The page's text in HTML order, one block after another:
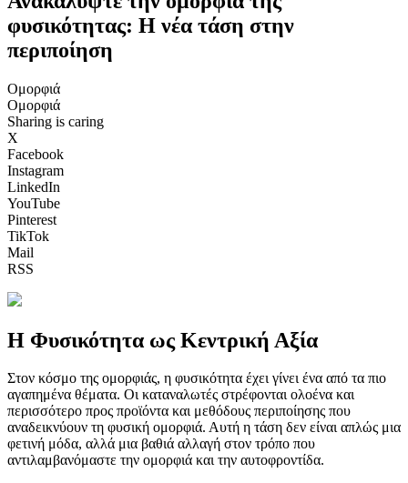
φυσικότητας: Η νέα τάση στην
περιποίηση
Ομορφιά
Ομορφιά
Sharing is caring
X
Facebook
Instagram
LinkedIn
YouTube
Pinterest
TikTok
Mail
RSS
Η Φυσικότητα ως Κεντρική Αξία
Στον κόσμο της ομορφιάς, η φυσικότητα έχει γίνει ένα από τα πιο
αγαπημένα θέματα. Οι καταναλωτές στρέφονται ολοένα και
περισσότερο προς προϊόντα και μεθόδους περιποίησης που
αναδεικνύουν τη φυσική ομορφιά. Αυτή η τάση δεν είναι απλώς μια
φετινή μόδα, αλλά μια βαθιά αλλαγή στον τρόπο που
αντιλαμβανόμαστε την ομορφιά και την αυτοφροντίδα.